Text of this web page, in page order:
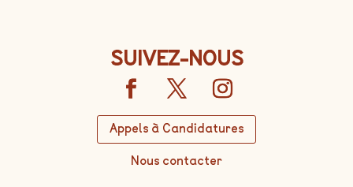
SUIVEZ-NOUS
Appels à Candidatures
Nous contacter